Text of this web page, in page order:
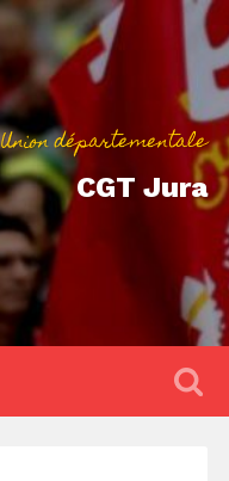
Union départementale
CGT Jura